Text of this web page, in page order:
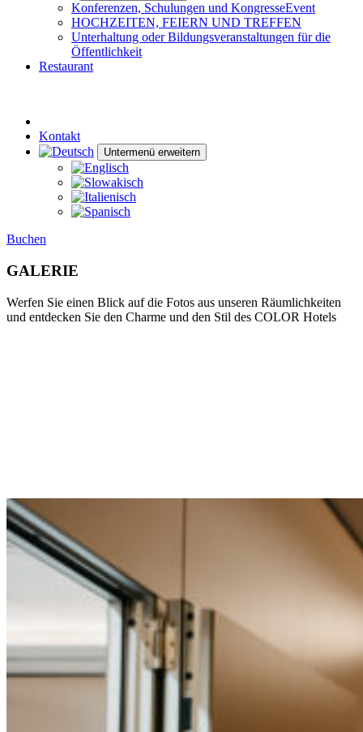
Konferenzen, Schulungen und KongresseEvent
HOCHZEITEN, FEIERN UND TREFFEN
Unterhaltung oder Bildungsveranstaltungen für die
Öffentlichkeit
Restaurant
Kontakt
Untermenü erweitern
Buchen
GALERIE
Werfen Sie einen Blick auf die Fotos aus unseren Räumlichkeiten
und entdecken Sie den Charme und den Stil des COLOR Hotels